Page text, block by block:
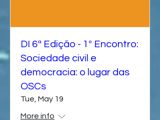
DI 6ª Edição - 1º Encontro:
Sociedade civil e
democracia: o lugar das
OSCs
Tue, May 19
More info